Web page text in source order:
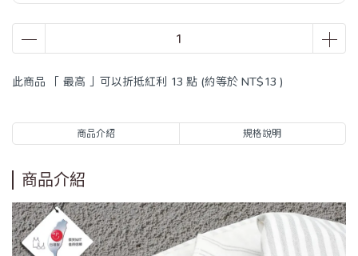
此商品 「 最高 」可以折抵紅利 13 點 (約等於 NT$13 )
商品介紹 規格說明
商品介紹